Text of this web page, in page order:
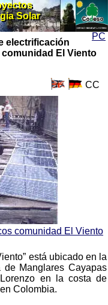
electrificación
El Viento
comunidad El Viento
está ubicado en la
de Manglares Cayapas
en la costa de
Colombia.
Solar
Solar
CC
PC